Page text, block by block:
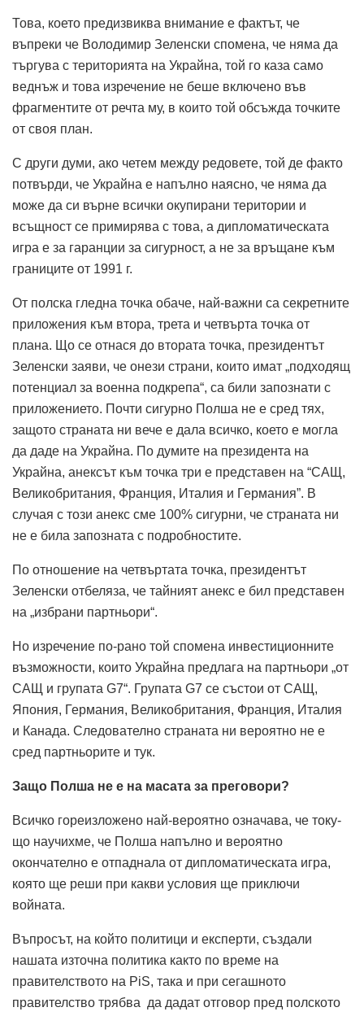
Това, което предизвиква внимание е фактът, че
въпреки че Володимир Зеленски спомена, че няма да
търгува с територията на Украйна, той го каза само
веднъж и това изречение не беше включено във
фрагментите от речта му, в които той обсъжда точките
от своя план.
С други думи, ако четем между редовете, той де факто
потвърди, че Украйна е напълно наясно, че няма да
може да си върне всички окупирани територии и
всъщност се примирява с това, а дипломатическата
игра е за гаранции за сигурност, а не за връщане към
границите от 1991 г.
От полска гледна точка обаче, най-важни са секретните
приложения към втора, трета и четвърта точка от
плана. Що се отнася до втората точка, президентът
Зеленски заяви, че онези страни, които имат „подходящ
потенциал за военна подкрепа“, са били запознати с
приложението. Почти сигурно Полша не е сред тях,
защото страната ни вече е дала всичко, което е могла
да даде на Украйна. По думите на президента на
Украйна, анексът към точка три е представен на “САЩ,
Великобритания, Франция, Италия и Германия”. В
случая с този анекс сме 100% сигурни, че страната ни
не е била запозната с подробностите.
По отношение на четвъртата точка, президентът
Зеленски отбеляза, че тайният анекс е бил представен
на „избрани партньори“.
Но изречение по-рано той спомена инвестиционните
възможности, които Украйна предлага на партньори „от
САЩ и групата G7“. Групата G7 се състои от САЩ,
Япония, Германия, Великобритания, Франция, Италия
и Канада. Следователно страната ни вероятно не е
сред партньорите и тук.
Защо Полша не е на масата за преговори?
Всичко гореизложено най-вероятно означава, че току-
що научихме, че Полша напълно и вероятно
окончателно е отпаднала от дипломатическата игра,
която ще реши при какви условия ще приключи
войната.
Въпросът, на който политици и експерти, създали
нашата източна политика както по време на
правителството на PiS, така и при сегашното
правителство трябва да дадат отговор пред полското